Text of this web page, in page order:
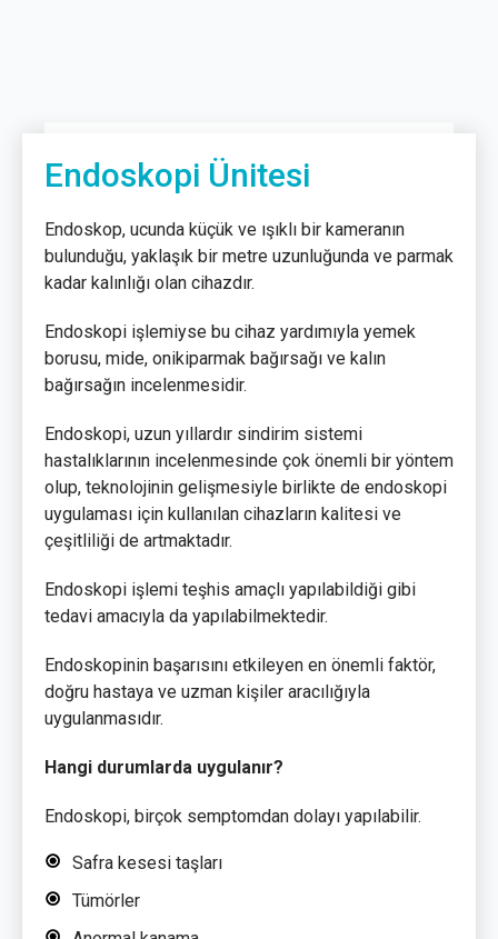
Endoskopi Ünitesi
Endoskop, ucunda küçük ve ışıklı bir kameranın
bulunduğu, yaklaşık bir metre uzunluğunda ve parmak
kadar kalınlığı olan cihazdır.
Endoskopi işlemiyse bu cihaz yardımıyla yemek
borusu, mide, onikiparmak bağırsağı ve kalın
bağırsağın incelenmesidir.
Endoskopi, uzun yıllardır sindirim sistemi
hastalıklarının incelenmesinde çok önemli bir yöntem
olup, teknolojinin gelişmesiyle birlikte de endoskopi
uygulaması için kullanılan cihazların kalitesi ve
çeşitliliği de artmaktadır.
Endoskopi işlemi teşhis amaçlı yapılabildiği gibi
tedavi amacıyla da yapılabilmektedir.
Endoskopinin başarısını etkileyen en önemli faktör,
doğru hastaya ve uzman kişiler aracılığıyla
uygulanmasıdır.
Hangi durumlarda uygulanır?
Endoskopi, birçok semptomdan dolayı yapılabilir.
Safra kesesi taşları
Tümörler